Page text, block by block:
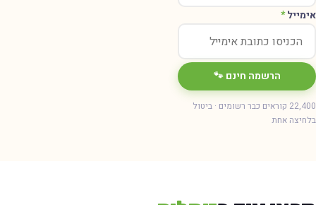
*
הרשמה חינם 🐾
22,400 קוראים כבר רשומים · ביטול
אחת